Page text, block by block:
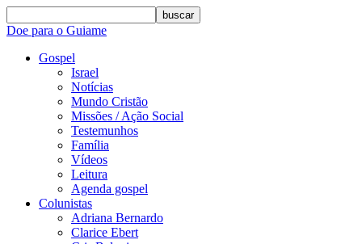
buscar
Doe para o Guiame
Gospel
Israel
Notícias
Mundo Cristão
Missões / Ação Social
Testemunhos
Família
Vídeos
Leitura
Agenda gospel
Colunistas
Adriana Bernardo
Clarice Ebert